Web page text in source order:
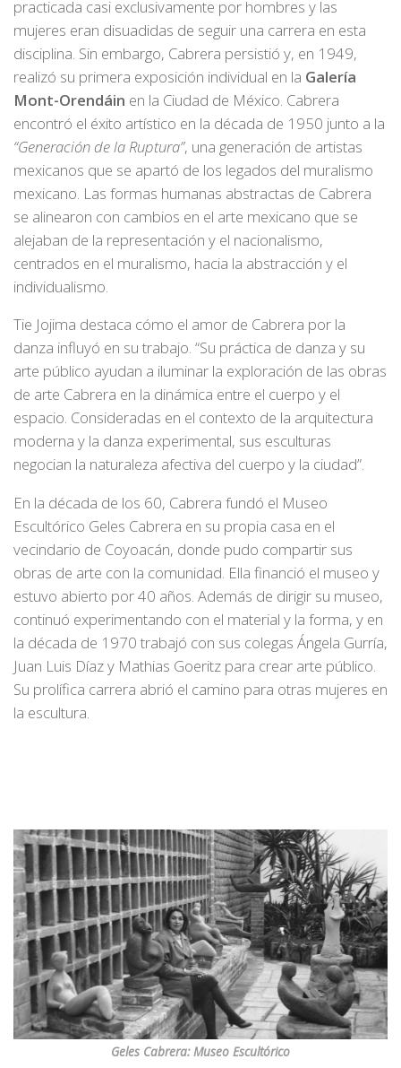
practicada casi exclusivamente por hombres y las
mujeres eran disuadidas de seguir una carrera en esta
disciplina. Sin embargo, Cabrera persistió y, en 1949,
realizó su primera exposición individual en la Galería
Mont-Orendáin en la Ciudad de México. Cabrera
encontró el éxito artístico en la década de 1950 junto a la
“Generación de la Ruptura”, una generación de artistas
mexicanos que se apartó de los legados del muralismo
mexicano. Las formas humanas abstractas de Cabrera
se alinearon con cambios en el arte mexicano que se
alejaban de la representación y el nacionalismo,
centrados en el muralismo, hacia la abstracción y el
individualismo.
Tie Jojima destaca cómo el amor de Cabrera por la
danza influyó en su trabajo. “Su práctica de danza y su
arte público ayudan a iluminar la exploración de las obras
de arte Cabrera en la dinámica entre el cuerpo y el
espacio. Consideradas en el contexto de la arquitectura
moderna y la danza experimental, sus esculturas
negocian la naturaleza afectiva del cuerpo y la ciudad”.
En la década de los 60, Cabrera fundó el Museo
Escultórico Geles Cabrera en su propia casa en el
vecindario de Coyoacán, donde pudo compartir sus
obras de arte con la comunidad. Ella financió el museo y
estuvo abierto por 40 años. Además de dirigir su museo,
continuó experimentando con el material y la forma, y en
la década de 1970 trabajó con sus colegas Ángela Gurría,
Juan Luis Díaz y Mathias Goeritz para crear arte público.
Su prolífica carrera abrió el camino para otras mujeres en
la escultura.
Geles Cabrera: Museo Escultórico